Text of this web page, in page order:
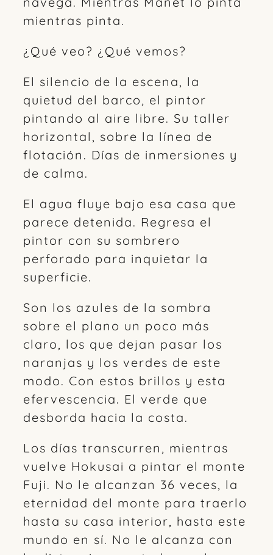
mientras pinta.
¿Qué veo? ¿Qué vemos?
El silencio de la escena, la
quietud del barco, el pintor
pintando al aire libre. Su taller
horizontal, sobre la línea de
flotación. Días de inmersiones y
de calma.
El agua fluye bajo esa casa que
parece detenida. Regresa el
pintor con su sombrero
perforado para inquietar la
superficie.
Son los azules de la sombra
sobre el plano un poco más
claro, los que dejan pasar los
naranjas y los verdes de este
modo. Con estos brillos y esta
efervescencia. El verde que
desborda hacia la costa.
Los días transcurren, mientras
vuelve Hokusai a pintar el monte
Fuji. No le alcanzan 36 veces, la
eternidad del monte para traerlo
hasta su casa interior, hasta este
mundo en sí. No le alcanza con